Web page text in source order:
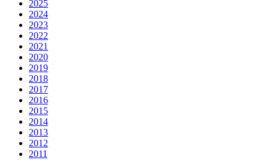
2025
2024
2023
2022
2021
2020
2019
2018
2017
2016
2015
2014
2013
2012
2011